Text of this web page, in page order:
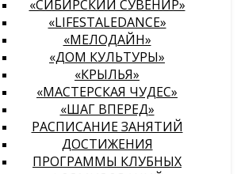
«СИБИРСКИЙ СУВЕНИР»
«LIFESTALEDANCE»
«МЕЛОДАЙН»
«ДОМ КУЛЬТУРЫ»
«КРЫЛЬЯ»
«МАСТЕРСКАЯ ЧУДЕС»
«ШАГ ВПЕРЕД»
РАСПИСАНИЕ ЗАНЯТИЙ
ДОСТИЖЕНИЯ
ПРОГРАММЫ КЛУБНЫХ